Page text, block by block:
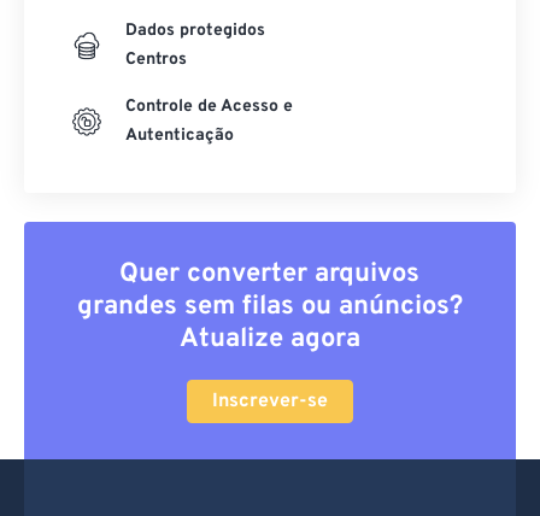
Dados protegidos
Centros
Controle de Acesso e
Autenticação
Quer converter arquivos
grandes sem filas ou anúncios?
Atualize agora
Inscrever-se